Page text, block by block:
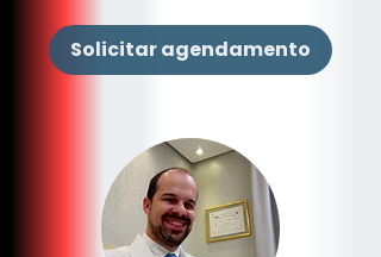
Solicitar agendamento